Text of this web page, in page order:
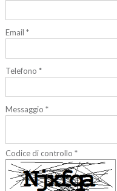
Email *
Telefono *
Messaggio *
Codice di controllo *